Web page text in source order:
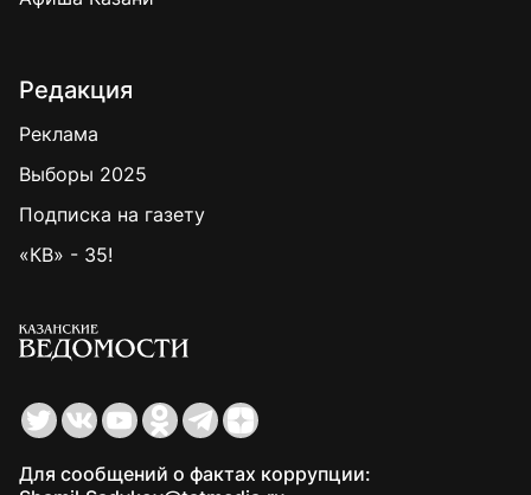
Редакция
Реклама
Выборы 2025
Подписка на газету
«КВ» - 35!
Для сообщений о фактах коррупции: